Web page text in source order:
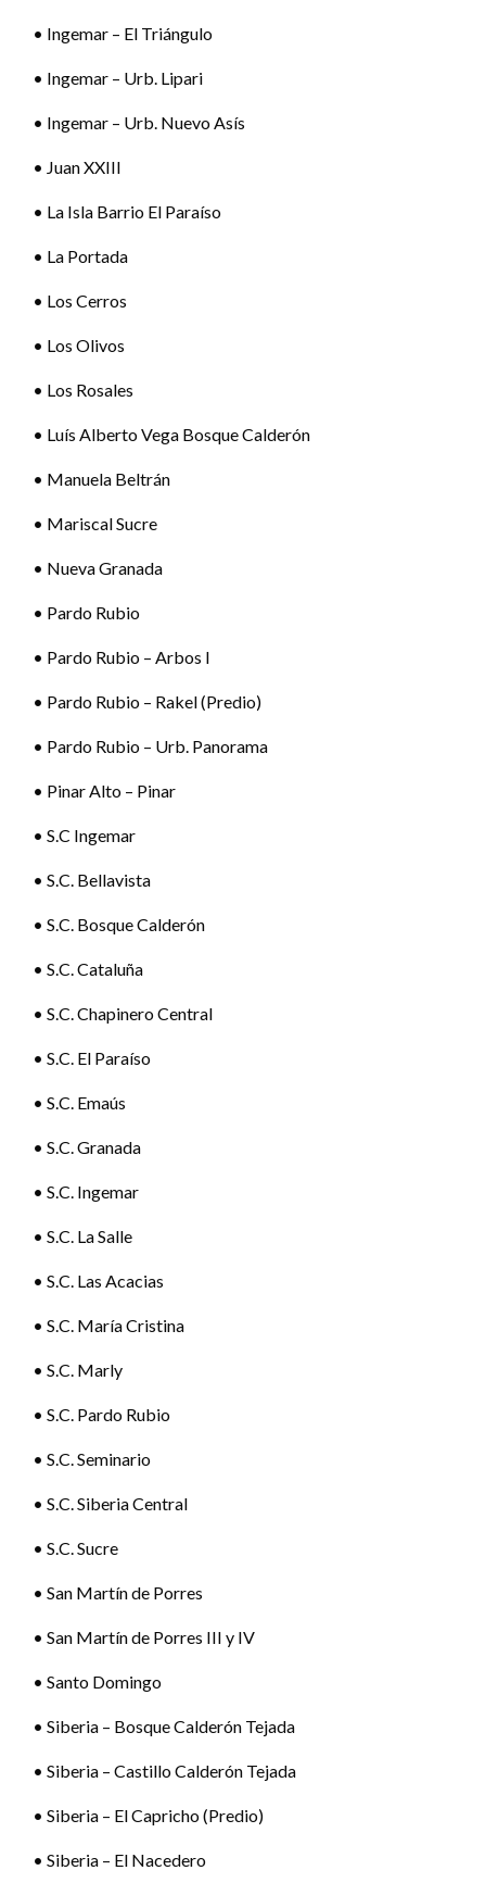
• Ingemar – El Triángulo
• Ingemar – Urb. Lipari
• Ingemar – Urb. Nuevo Asís
• Juan XXIII
• La Isla Barrio El Paraíso
• La Portada
• Los Cerros
• Los Olivos
• Los Rosales
• Luís Alberto Vega Bosque Calderón
• Manuela Beltrán
• Mariscal Sucre
• Nueva Granada
• Pardo Rubio
• Pardo Rubio – Arbos I
• Pardo Rubio – Rakel (Predio)
• Pardo Rubio – Urb. Panorama
• Pinar Alto – Pinar
• S.C Ingemar
• S.C. Bellavista
• S.C. Bosque Calderón
• S.C. Cataluña
• S.C. Chapinero Central
• S.C. El Paraíso
• S.C. Emaús
• S.C. Granada
• S.C. Ingemar
• S.C. La Salle
• S.C. Las Acacias
• S.C. María Cristina
• S.C. Marly
• S.C. Pardo Rubio
• S.C. Seminario
• S.C. Siberia Central
• S.C. Sucre
• San Martín de Porres
• San Martín de Porres III y IV
• Santo Domingo
• Siberia – Bosque Calderón Tejada
• Siberia – Castillo Calderón Tejada
• Siberia – El Capricho (Predio)
• Siberia – El Nacedero